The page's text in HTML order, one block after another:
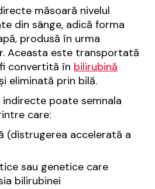
măsoară nivelul
din sânge, adică forma
produsă în urma
Aceasta este transportată
convertită în bilirubină
eliminată prin bilă.
poate semnala
care:
(distrugerea accelerată a
sau genetice care
bilirubinei